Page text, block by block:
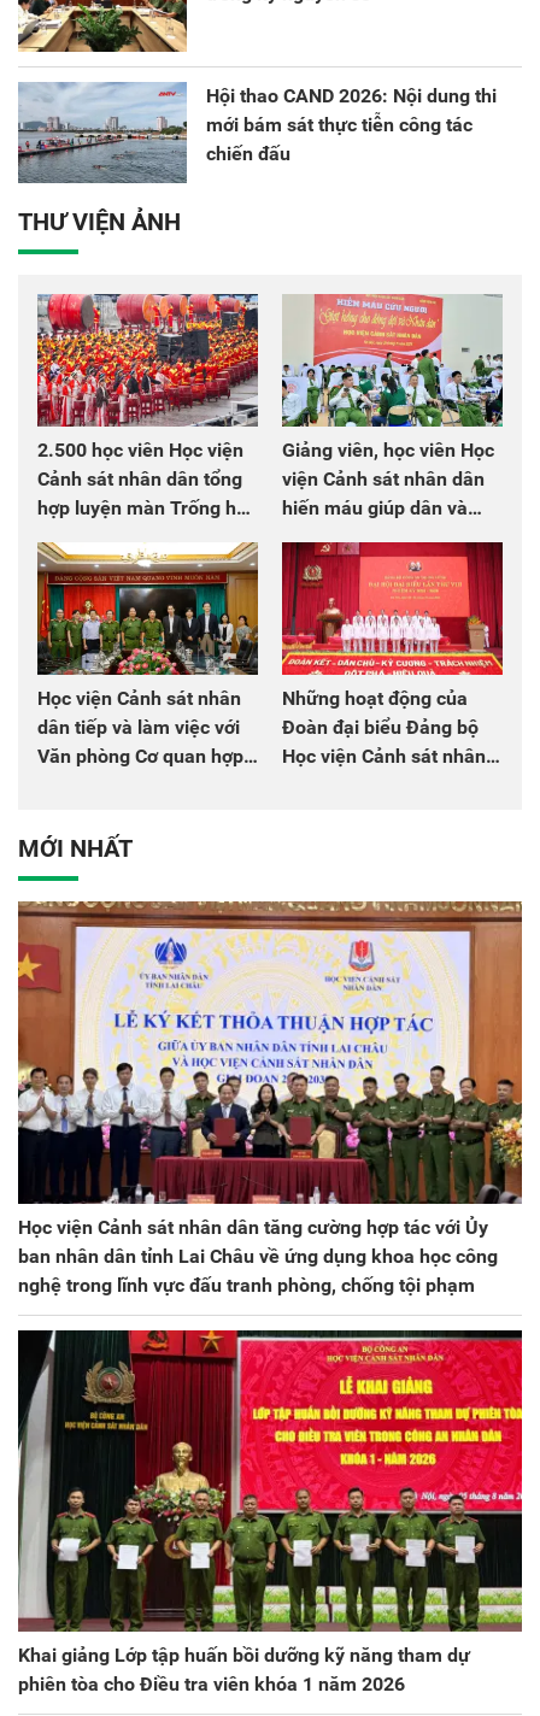
Hội thao CAND 2026: Nội dung thi
mới bám sát thực tiễn công tác
chiến đấu
THƯ VIỆN ẢNH
2.500 học viên Học viện
Cảnh sát nhân dân tổng
hợp luyện màn Trống hội
chào mừng Đại hội Đảng
Giảng viên, học viên Học
viện Cảnh sát nhân dân
hiến máu giúp dân và
đồng đội
Học viện Cảnh sát nhân
dân tiếp và làm việc với
Văn phòng Cơ quan hợp
Những hoạt động của
Đoàn đại biểu Đảng bộ
Học viện Cảnh sát nhân
MỚI NHẤT
Học viện Cảnh sát nhân dân tăng cường hợp tác với Ủy
ban nhân dân tỉnh Lai Châu về ứng dụng khoa học công
nghệ trong lĩnh vực đấu tranh phòng, chống tội phạm
Khai giảng Lớp tập huấn bồi dưỡng kỹ năng tham dự
phiên tòa cho Điều tra viên khóa 1 năm 2026